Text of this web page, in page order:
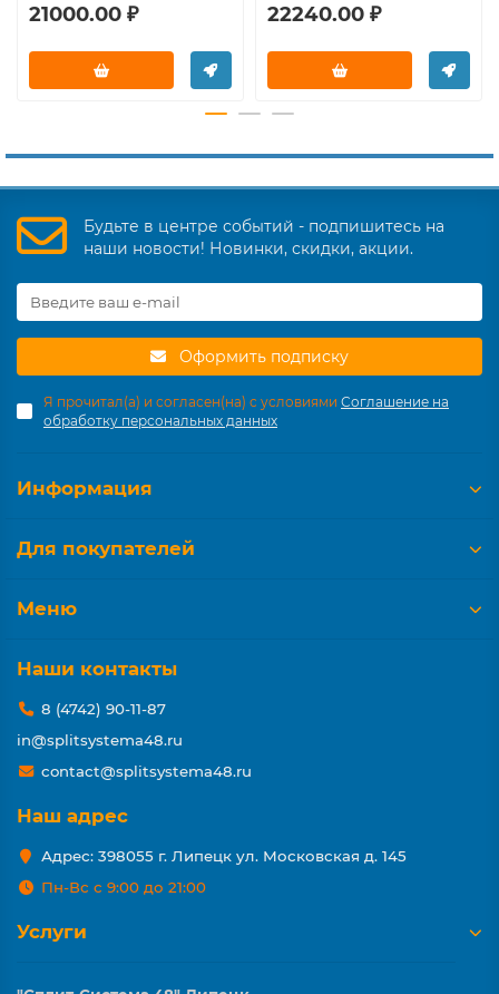
21000.00 ₽ 22240.00 ₽
Будьте в центре событий - подпишитесь на
наши новости! Новинки, скидки, акции.
Оформить подписку
Я прочитал(а) и согласен(на) с условиями Соглашение на
обработку персональных данных
Информация
Для покупателей
Меню
Наши контакты
8 (4742) 90-11-87
in@splitsystema48.ru
contact@splitsystema48.ru
Наш адрес
Адрес: 398055 г. Липецк ул. Московская д. 145
Пн-Вс с 9:00 до 21:00
Услуги